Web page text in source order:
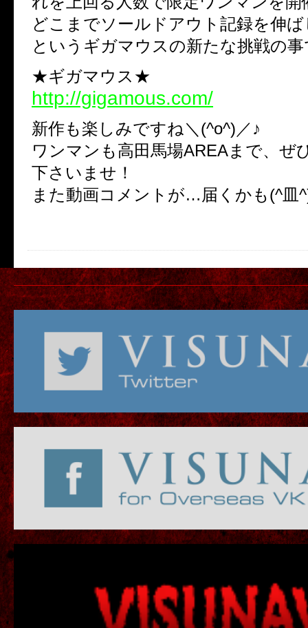
どこまでソールドアウト記録を伸
というギガマウスの新たな挑戦の
★ギガマウス★
http://gigamous.com/
新作も楽しみですね＼(^o^)／♪
ワンマンも高田馬場AREAまで、ぜ
下さいませ！
また動画コメントが…届くかも(^皿